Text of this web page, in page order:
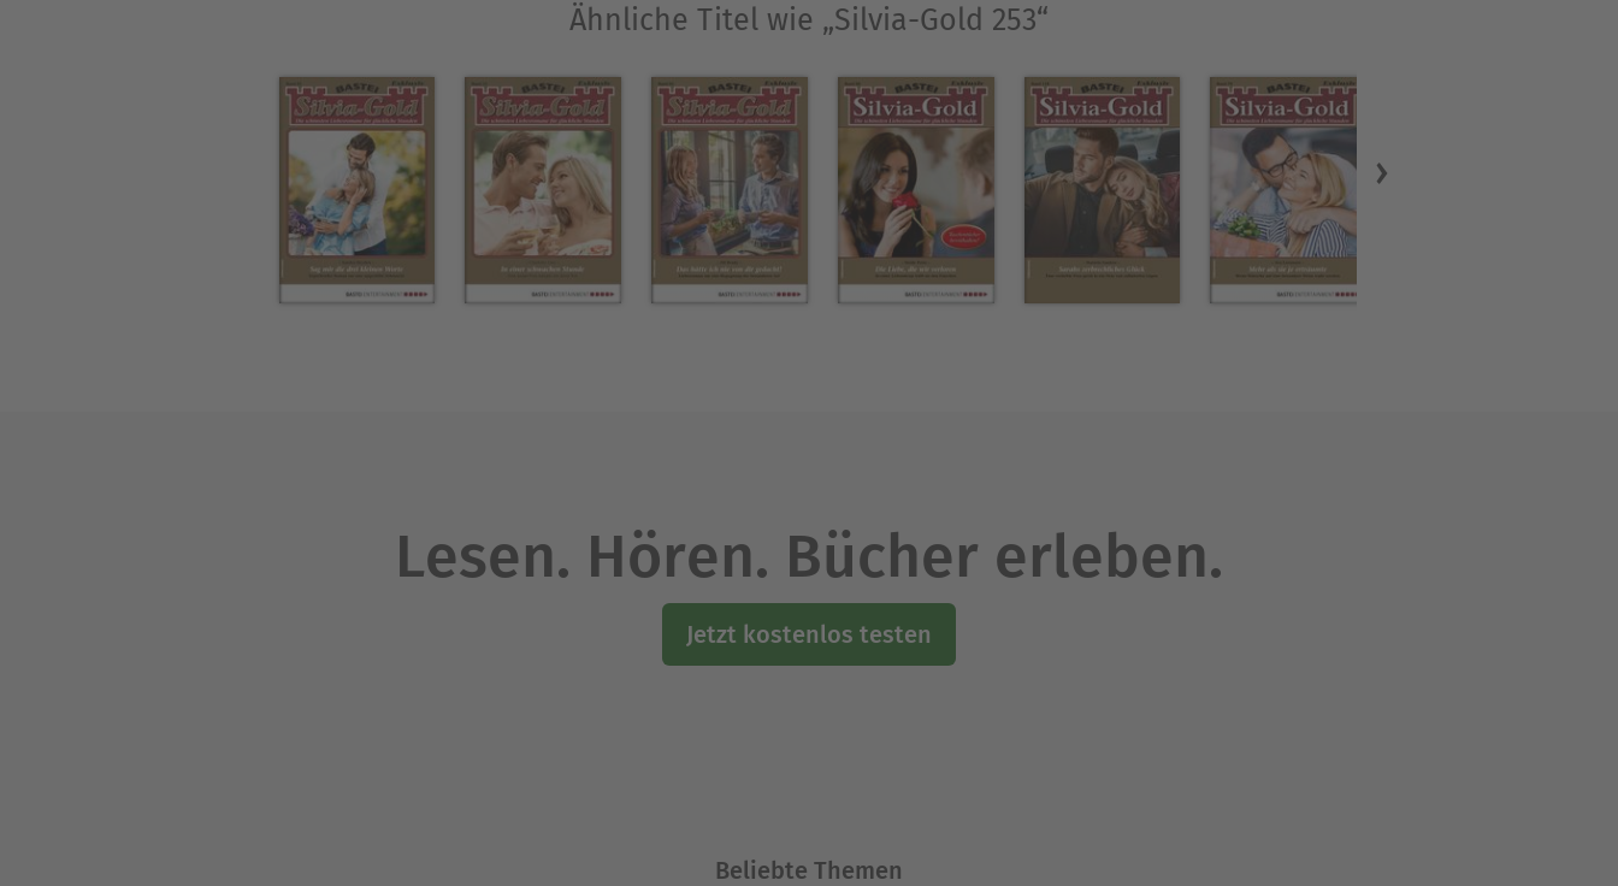
Ähnliche Titel wie „Silvia-Gold 253“
Lesen. Hören. Bücher erleben.
Jetzt kostenlos testen
Beliebte Themen